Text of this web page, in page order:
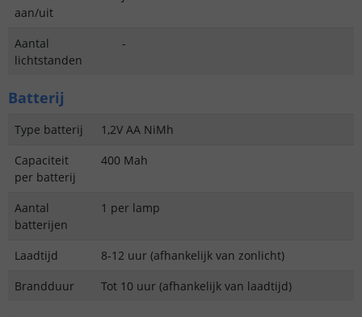
aan/uit
Aantal
lichtstanden
-
Batterij
Type batterij
1,2V AA NiMh
Capaciteit
per batterij
400 Mah
Aantal
batterijen
1 per lamp
Laadtijd
8-12 uur (afhankelijk van zonlicht)
Brandduur
Tot 10 uur (afhankelijk van laadtijd)